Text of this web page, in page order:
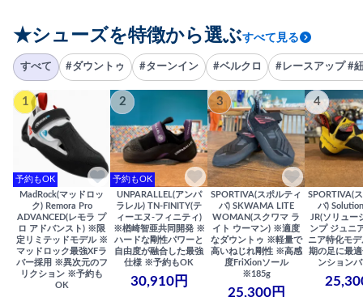
★シューズを特徴から選ぶすべて見る
すべて #ダウントゥ #ターンイン #ベルクロ #レースアップ #
1
予約もOK
MadRock(マッドロッ
ク) Remora Pro
ADVANCED(レモラ プ
ロ アドバンスト) ※限
定リミテッドモデル ※
マッドロック最強XFラ
バー採用 ※異次元のフ
リクション ※予約も
OK
2
予約もOK
UNPARALLEL(アンパ
ラレル) TN-FINITY(テ
ィーエヌ-フィニティ)
※楢崎智亜共同開発 ※
ハードな剛性パワーと
自由度が融合した最強
仕様 ※予約もOK
30,910円
3
SPORTIVA(スポルティ
バ) SKWAMA LITE
WOMAN(スクワマ ラ
イト ウーマン) ※適度
なダウントゥ ※軽量で
高いねじれ剛性 ※高感
度FriXionソール
※185g
25,300円
4
SPORTIVA(
バ)
JR(ソリュー
ンプ ジュニ
ニア特化モ
期の足に最
ンション